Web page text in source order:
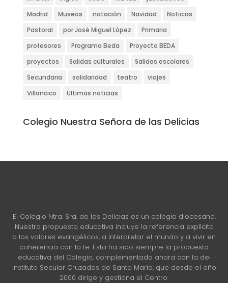
Madrid
Museos natación Navidad
Noticias
Pastoral
por José Miguel López
Primaria
profesores
Programa Beda
Proyecto BEDA
proyectos
Salidas culturales
Salidas escolares
Secundaria
solidaridad teatro
viajes
Villancico
Últimas noticias
Colegio Nuestra Señora de las Delicias
El Colegio Ntra. Sra. de las Delicias es un colegio diocesano.
Nuestra propuesta educativa incluye la referencia explícita
a los valores evangélicos, a interpretar el mundo y a vivir en
coherencia con la fe. Ésta ha sido siempre la propuesta
educativa del Colegio, complementada ahora con la del
Instituto Secular Cruzadas de Santa María, que desde el año
2000 dirige y gestiona el Centro.